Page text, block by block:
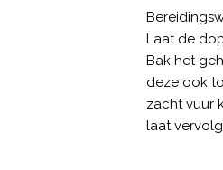
Laat de
Bak het
deze ook
zacht vuur
laat